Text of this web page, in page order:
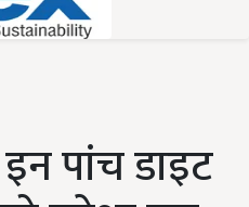
पांच डाइट